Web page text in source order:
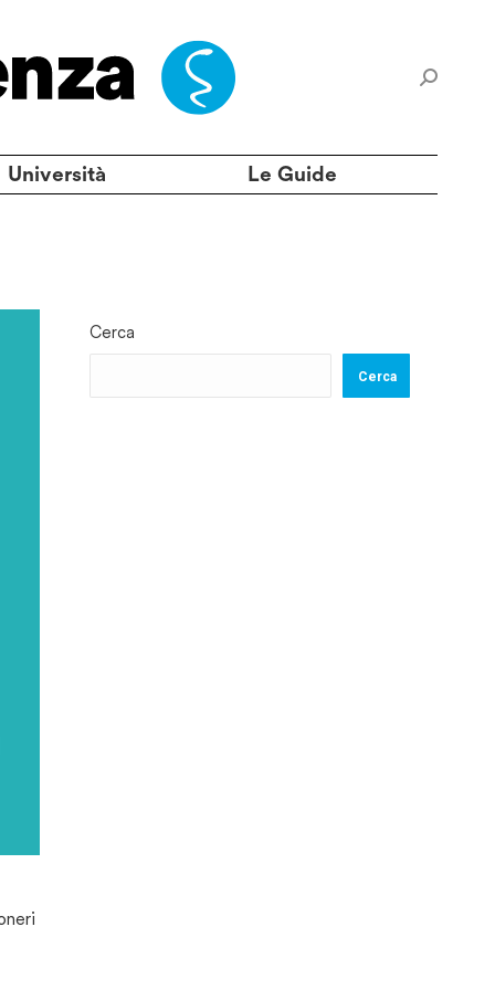
Università Le Guide
Cerca
Cerca